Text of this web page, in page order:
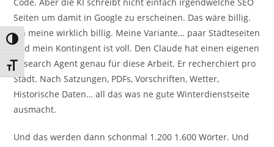
Umschalten auf hohe Kontraste
Schrift vergrößern
Seiten um damit in Google zu erscheinen. Das wäre billig.
Ich meine wirklich billig. Meine Variante… paar Städteseiten
und mein Kontingent ist voll. Den Claude hat einen eigenen
Research Agent genau für diese Arbeit. Er recherchiert pro
Stadt. Nach Satzungen, PDFs, Vorschriften, Wetter,
Historische Daten… all das was ne gute Winterdienstseite
ausmacht.
Und das werden dann schonmal 1.200 1.600 Wörter. Und